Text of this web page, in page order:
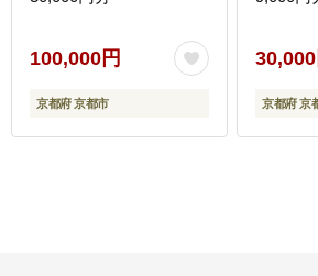
100,000円
京都府 京都市
30,000
京都府 京